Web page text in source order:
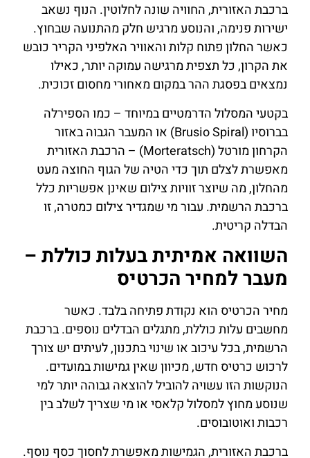
ברכבת האזורית, החוויה שונה לחלוטין. הנוף נשאב
ישירות פנימה, והנוסע מרגיש חלק מהתנועה שבחוץ.
כאשר החלון פתוח קלות והאוויר האלפיני הקריר כובש
את הקרון, כל תצפית מרגישה עמוקה יותר, כאילו
נמצאים בפסגת ההר במקום מאחורי מחסום זכוכית.
בקטעי המסלול הדרמטיים במיוחד – כמו הספירלה
בברוסיו (Brusio Spiral) או המעבר הגבוה באזור
הקרחון מורטל (Morteratsch) – הרכבת האזורית
מאפשרת לצלם תוך כדי הטיה של הגוף החוצה מעט
מהחלון, מה שיוצר זוויות צילום שאינן אפשריות כלל
ברכבת הרשמית. עבור מי שמגדיר צילום כמטרה, זו
הבדלה קריטית.
השוואה אמיתית בעלות כוללת –
מעבר למחיר הכרטיס
מחיר הכרטיס הוא נקודת פתיחה בלבד. כאשר
מחשבים עלות כוללת, מתגלים הבדלים נוספים. ברכבת
הרשמית, בכל עיכוב או שינוי בתכנון, לעיתים יש צורך
לרכוש כרטיס חדש, מכיוון שאין גמישות במועדים.
הנוקשות הזו עשויה להוביל להוצאה גבוהה יותר למי
שנוסע מחוץ למסלול קלאסי או מי שצריך לשלב בין
רכבות ואוטובוסים.
ברכבת האזורית, הגמישות מאפשרת לחסוך כסף נוסף.